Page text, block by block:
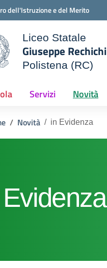
dell'Istruzione e del Merito
Liceo Statale
Giuseppe Rechichi
Polistena (RC)
Servizi Novità
Novità in Evidenza